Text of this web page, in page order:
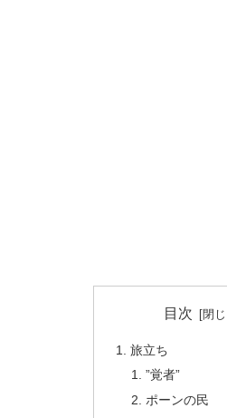
目次
旅立ち
”覚者”
ポーンの民